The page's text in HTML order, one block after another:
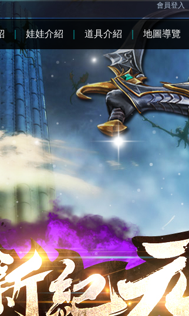
會員登入